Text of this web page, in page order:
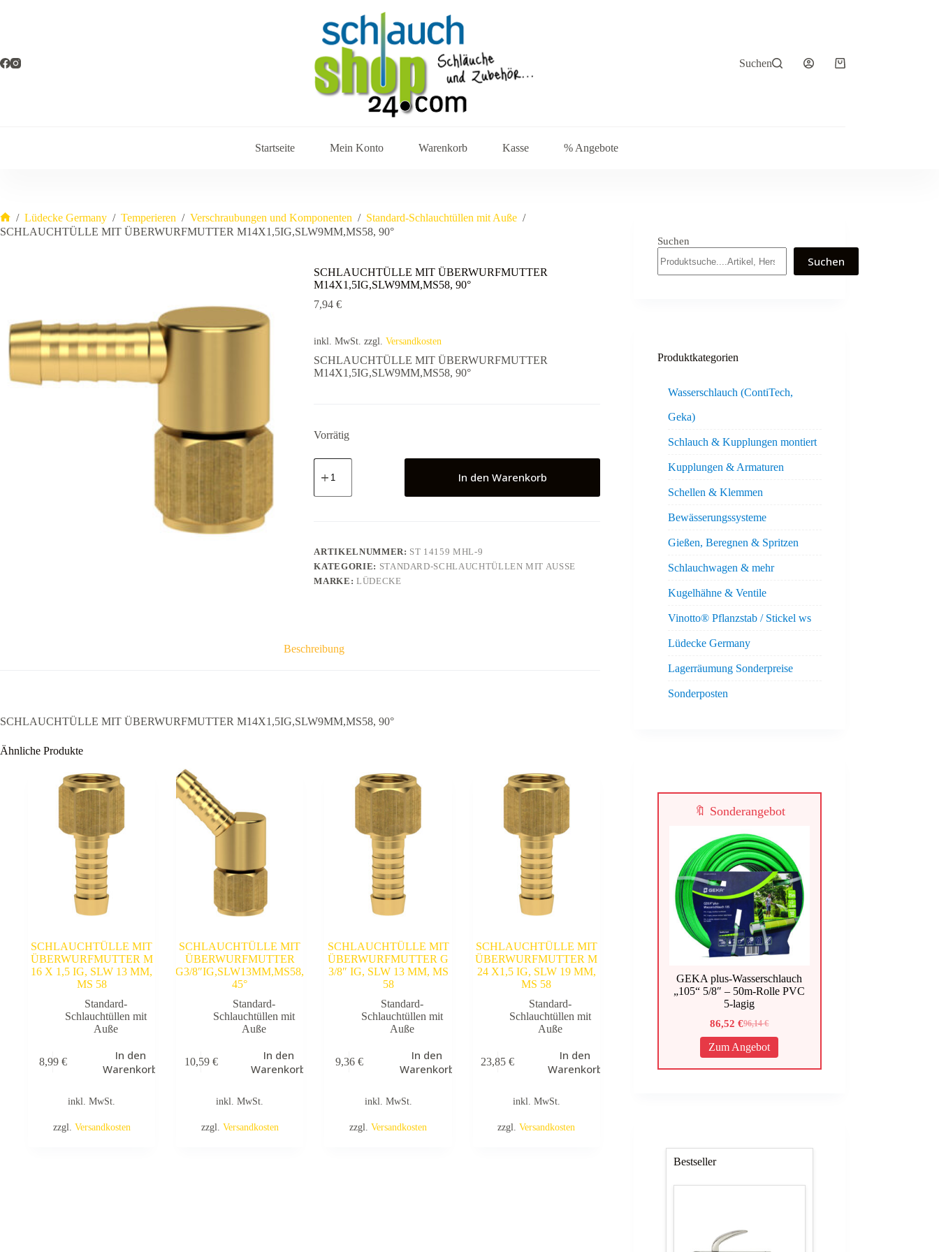
Suchen Warenkorb
Startseite Mein Konto Warenkorb Kasse % Angebote
Start
/ Lüdecke Germany / Temperieren / Verschraubungen und Komponenten / Standard-Schlauchtüllen mit Auße /
SCHLAUCHTÜLLE MIT ÜBERWURFMUTTER M14X1,5IG,SLW9MM,MS58, 90°
SCHLAUCHTÜLLE MIT ÜBERWURFMUTTER
M14X1,5IG,SLW9MM,MS58, 90°
7,94€
inkl. MwSt. zzgl.Versandkosten
SCHLAUCHTÜLLE MIT ÜBERWURFMUTTER
M14X1,5IG,SLW9MM,MS58, 90°
Vorrätig
SCHLAUCHTÜLLE
MIT
M14X1,5IG,SLW9MM,MS58,
In den Warenkorb
ARTIKELNUMMER: ST 14159 MHL-9
KATEGORIE: STANDARD-SCHLAUCHTÜLLEN MIT AUSSE
MARKE: LÜDECKE
Beschreibung
SCHLAUCHTÜLLE MIT ÜBERWURFMUTTER M14X1,5IG,SLW9MM,MS58, 90°
Ähnliche Produkte
SCHLAUCHTÜLLE MIT
ÜBERWURFMUTTER M
16 X 1,5 IG, SLW 13 MM,
MS 58
Standard-
Schlauchtüllen mit
Auße
8,99 €
In den
Warenkorb
inkl. MwSt.
zzgl. Versandkosten
SCHLAUCHTÜLLE MIT
ÜBERWURFMUTTER
G3/8″IG,SLW13MM,MS58,
45°
Standard-
Schlauchtüllen mit
Auße
10,59 €
In den
Warenkorb
inkl. MwSt.
zzgl. Versandkosten
SCHLAUCHTÜLLE MIT
ÜBERWURFMUTTER G
3/8″ IG, SLW 13 MM, MS
58
Standard-
Schlauchtüllen mit
Auße
9,36 €
In den
Warenkorb
inkl. MwSt.
zzgl. Versandkosten
SCHLAUCHTÜLLE MIT
ÜBERWURFMUTTER M
24 X1,5 IG, SLW 19 MM,
MS 58
Standard-
Schlauchtüllen mit
Auße
23,85€
In den
Warenkorb
inkl. MwSt.
zzgl.Versandkosten
Suchen
Suchen
Produktkategorien
Wasserschlauch (ContiTech,
Geka)
Schlauch & Kupplungen montiert
Kupplungen & Armaturen
Schellen & Klemmen
Bewässerungssysteme
Gießen, Beregnen & Spritzen
Schlauchwagen & mehr
Kugelhähne & Ventile
Vinotto® Pflanzstab / Stickel ws
Lüdecke Germany
Lagerräumung Sonderpreise
Sonderposten
🔖 Sonderangebot
GEKA plus-Wasserschlauch
„105“ 5/8″ – 50m-Rolle PVC
5-lagig
96,14€
Ursprünglicher
Preis
war:
96,14 €
86,52€
Aktueller
Preis
ist:
86,52 €.
Zum Angebot
Bestseller